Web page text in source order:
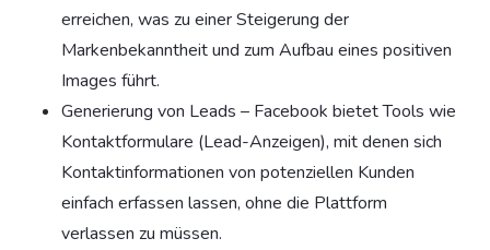
erreichen, was zu einer Steigerung der
Markenbekanntheit und zum Aufbau eines positiven
Images führt.
Generierung von Leads – Facebook bietet Tools wie
Kontaktformulare (Lead-Anzeigen), mit denen sich
Kontaktinformationen von potenziellen Kunden
einfach erfassen lassen, ohne die Plattform
verlassen zu müssen.